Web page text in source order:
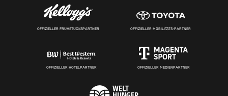
OFFIZIELLER FRÜHSTÜCKSPARTNER OFFIZIELLER MOBILITÄTS-PARTNER
OFFIZIELLER HOTELPARTNER OFFIZIELLER MEDIENPARTNER